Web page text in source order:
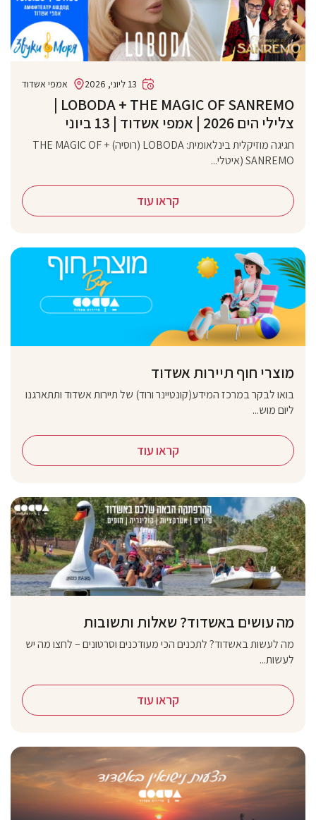
אמפי אשדוד 13 ליוני, 2026
‏LOBODA + THE MAGIC OF SANREMO |
צלילי הים 2026 | אמפי אשדוד | 13 ביוני
חגיגה מוזיקלית בינלאומית: LOBODA (רוסיה) + THE MAGIC OF
SANREMO (איטלי...
קראו עוד
מוצרי חוף תיירות אשדוד
בואו לבקר במרכז המידע(קונטיינר ורוד) של תיירות אשדוד ותתארגנו
ליום מוש...
קראו עוד
מה עושים באשדוד? שאלות ותשובות
מה לעשות באשדוד? לתכנים הכי מעודכנים וסרטונים – לחצו מה יש
לעשות...
קראו עוד